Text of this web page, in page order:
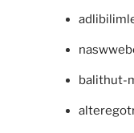
balithut-